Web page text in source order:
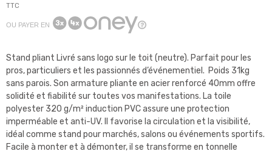
TTC
OU PAYER EN
Stand pliant Livré sans logo sur le toit (neutre). Parfait pour les
pros, particuliers et les passionnés d’événementiel. Poids 31kg
sans parois. Son armature pliante en acier renforcé 40mm offre
solidité et fiabilité sur toutes vos manifestations. La toile
polyester 320 g/m² induction PVC assure une protection
imperméable et anti-UV. Il favorise la circulation et la visibilité,
idéal comme stand pour marchés, salons ou événements sportifs.
Facile à monter et à démonter, il se transforme en tonnelle